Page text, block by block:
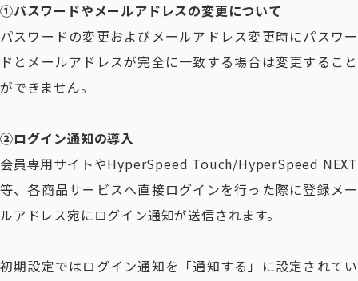
①パスワードやメールアドレスの変更について
パスワードの変更およびメールアドレス変更時にパスワー
ドとメールアドレスが完全に一致する場合は変更すること
ができません。
②ログイン通知の導入
会員専用サイトやHyperSpeed Touch/HyperSpeed NEXT
等、各商品サービスへ直接ログインを行った際に登録メー
ルアドレス宛にログイン通知が送信されます。
初期設定ではログイン通知を「通知する」に設定されてい